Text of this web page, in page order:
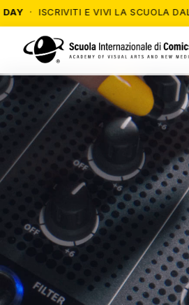
E VIVI LA SCUOLA DAL VIVO ·